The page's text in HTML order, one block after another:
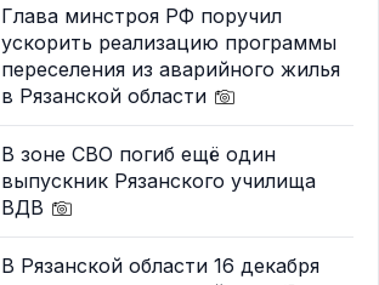
Глава минстроя РФ поручил
ускорить реализацию программы
переселения из аварийного жилья
в Рязанской области
В зоне СВО погиб ещё один
выпускник Рязанского училища
ВДВ
В Рязанской области 16 декабря